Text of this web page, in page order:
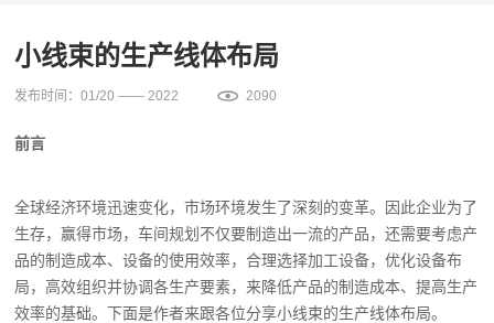
小线束的生产线体布局
发布时间：01/20 —— 2022 2090
前言
全球经济环境迅速变化，市场环境发生了深刻的变革。因此企业为了
生存，赢得市场，车间规划不仅要制造出一流的产品，还需要考虑产
品的制造成本、设备的使用效率，合理选择加工设备，优化设备布
局，高效组织并协调各生产要素，来降低产品的制造成本、提高生产
效率的基础。下面是作者来跟各位分享小线束的生产线体布局。